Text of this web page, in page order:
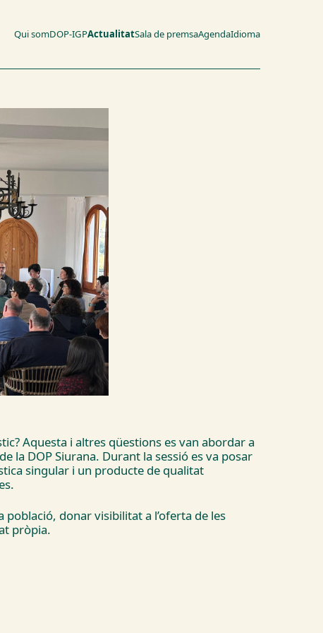
Qui somDOP-IGPActualitatSala de premsaAgendaIdioma
Aquesta i altres qüestions es van abordar a
la DOP Siurana. Durant la sessió es va posar
singular i un producte de qualitat
població, donar visibilitat a l’oferta de les
pròpia.